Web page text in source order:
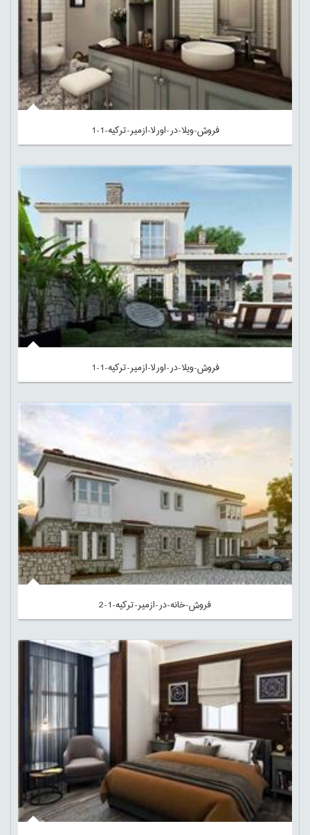
فروش-ویلا-در-اورلا-ازمیر-ترکیه-1-1
فروش-ویلا-در-اورلا-ازمیر-ترکیه-1-1
فروش-خانه-در-ازمیر-ترکیه-1-2